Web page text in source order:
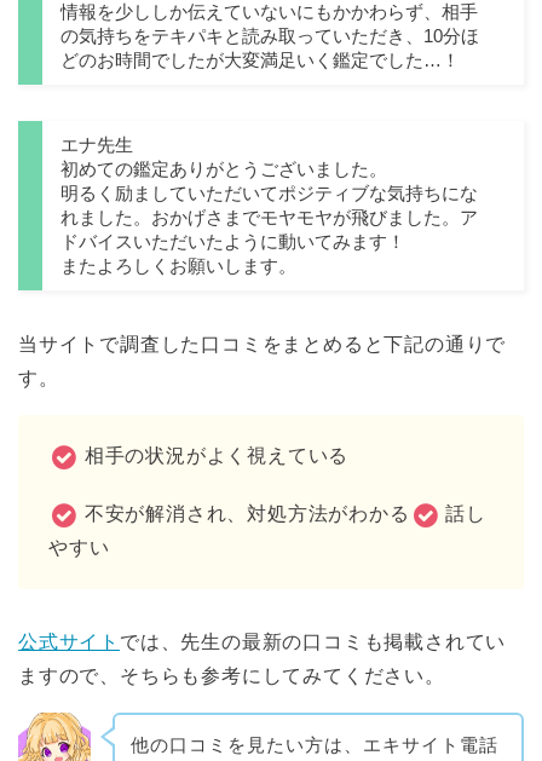
情報を少ししか伝えていないにもかかわらず、相手
の気持ちをテキパキと読み取っていただき、10分ほ
どのお時間でしたが大変満足いく鑑定でした…！
エナ先生
初めての鑑定ありがとうございました。
明るく励ましていただいてポジティブな気持ちにな
れました。おかげさまでモヤモヤが飛びました。ア
ドバイスいただいたように動いてみます！
またよろしくお願いします。
当サイトで調査した口コミをまとめると下記の通りで
す。
相手の状況がよく視えている
不安が解消され、対処方法がわかる
話し
やすい
公式サイト では、先生の最新の口コミも掲載されてい
ますので、そちらも参考にしてみてください。
他の口コミを見たい方は、エキサイト電話